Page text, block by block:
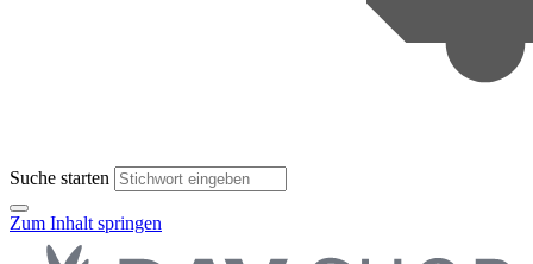
Suche starten
Zum Inhalt springen